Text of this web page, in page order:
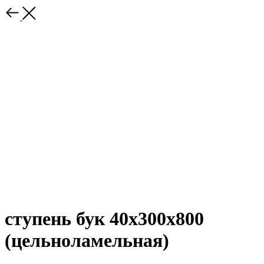
ступень бук 40х300х800
(цельноламельная)